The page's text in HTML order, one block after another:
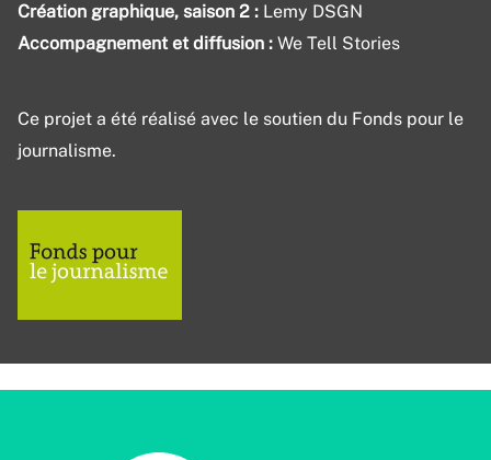
Création graphique, saison 2 : Lemy DSGN
Accompagnement et diffusion : We Tell Stories
Ce projet a été réalisé avec le soutien du Fonds pour le
journalisme.